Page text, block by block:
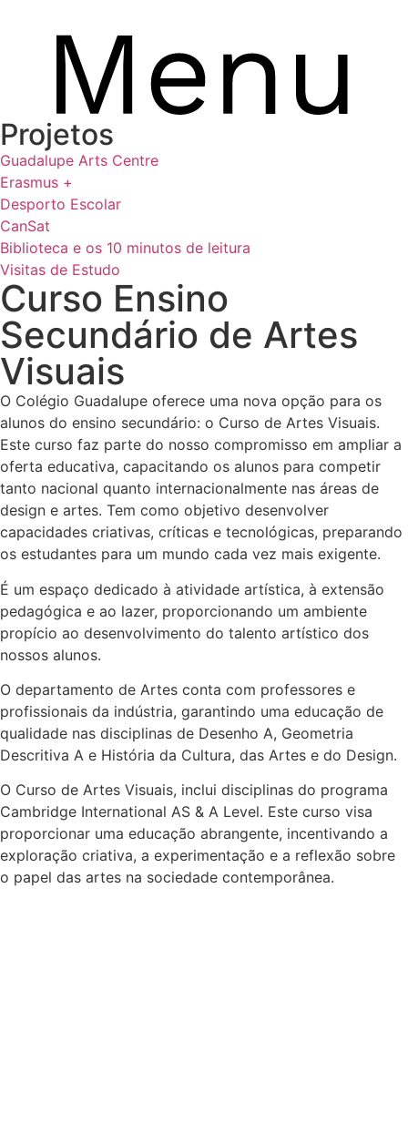
Projetos
Guadalupe Arts Centre
Erasmus +
Desporto Escolar
CanSat
Biblioteca e os 10 minutos de leitura
Visitas de Estudo
Curso Ensino
Secundário de Artes
Visuais
O Colégio Guadalupe oferece uma nova opção para os
alunos do ensino secundário: o Curso de Artes Visuais.
Este curso faz parte do nosso compromisso em ampliar a
oferta educativa, capacitando os alunos para competir
tanto nacional quanto internacionalmente nas áreas de
design e artes. Tem como objetivo desenvolver
capacidades criativas, críticas e tecnológicas, preparando
os estudantes para um mundo cada vez mais exigente.
É um espaço dedicado à atividade artística, à extensão
pedagógica e ao lazer, proporcionando um ambiente
propício ao desenvolvimento do talento artístico dos
nossos alunos.
O departamento de Artes conta com professores e
profissionais da indústria, garantindo uma educação de
qualidade nas disciplinas de Desenho A, Geometria
Descritiva A e História da Cultura, das Artes e do Design.
O Curso de Artes Visuais, inclui disciplinas do programa
Cambridge International AS & A Level. Este curso visa
proporcionar uma educação abrangente, incentivando a
exploração criativa, a experimentação e a reflexão sobre
o papel das artes na sociedade contemporânea.